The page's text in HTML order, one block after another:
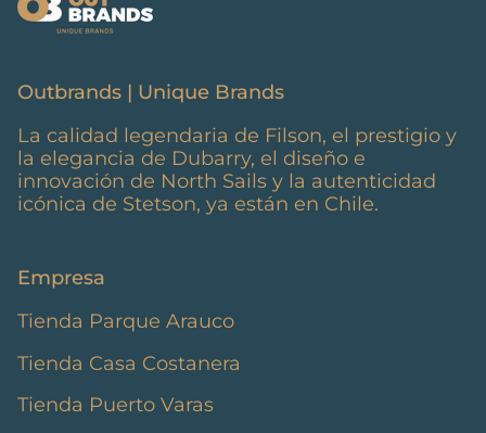
Outbrands | Unique Brands
La calidad legendaria de Filson, el prestigio y
la elegancia de Dubarry, el diseño e
innovación de North Sails y la autenticidad
icónica de Stetson, ya están en Chile.
Empresa
Tienda Parque Arauco
Tienda Casa Costanera
Tienda Puerto Varas